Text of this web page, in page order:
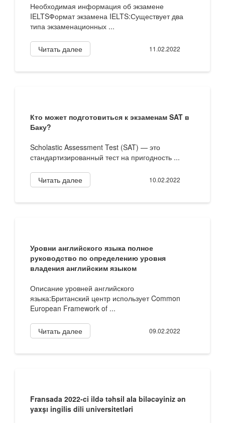
Необходимая информация об экзамене
IELTSФормат экзамена IELTS:Существует два
типа экзаменационных ...
Читать далее 11.02.2022
Кто может подготовиться к экзаменам SAT в
Баку?
Scholastic Assessment Test (SAT) — это
стандартизированный тест на пригодность ...
Читать далее 10.02.2022
Уровни английского языка полное
руководство по определению уровня
владения английским языком
Описание уровней английского
языка:Британский центр использует Common
European Framework of ...
Читать далее 09.02.2022
Fransada 2022-ci ildə təhsil ala biləcəyiniz ən
yaxşı ingilis dili universitetləri